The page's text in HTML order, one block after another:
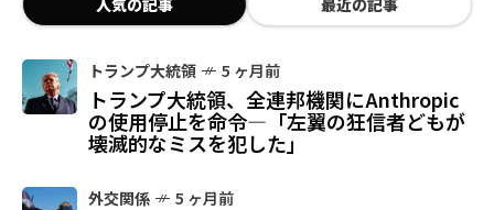
トランプ大統領 5 ヶ月前
トランプ大統領、全連邦機関にAnthropic
の使用停止を命令—「左翼の狂信者どもが
壊滅的なミスを犯した」
外交関係 5 ヶ月前